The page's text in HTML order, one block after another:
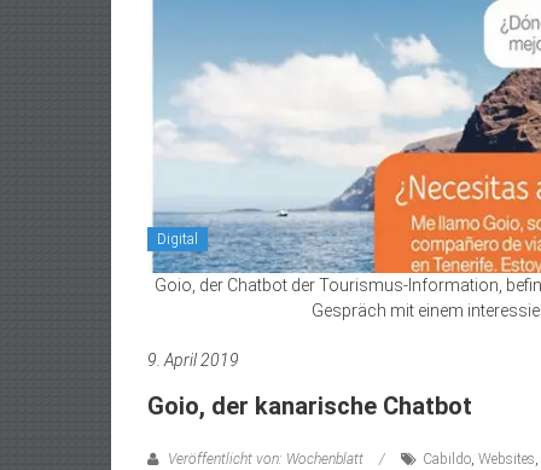
Digital
Goio, der Chatbot der Tourismus-Information,
Gespräch mit einem
9. April 2019
Goio, der kanarische Chatbot
Veröffentlicht von: Wochenblatt Cabildo, Websites,